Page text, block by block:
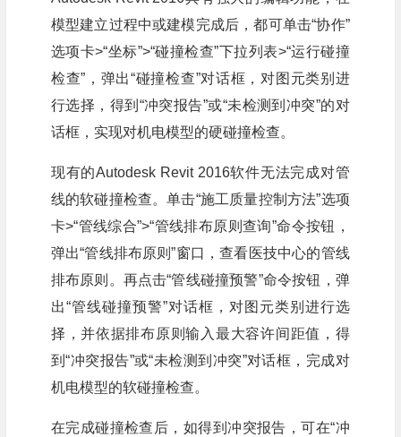
模型建立过程中或建模完成后，都可单击“协作”
选项卡>“坐标”>“碰撞检查”下拉列表>“运行碰撞
检查”，弹出“碰撞检查”对话框，对图元类别进
行选择，得到“冲突报告”或“未检测到冲突”的对
话框，实现对机电模型的硬碰撞检查。
现有的Autodesk Revit 2016软件无法完成对管
线的软碰撞检查。单击“施工质量控制方法”选项
卡>“管线综合”>“管线排布原则查询”命令按钮，
弹出“管线排布原则”窗口，查看医技中心的管线
排布原则。再点击“管线碰撞预警”命令按钮，弹
出“管线碰撞预警”对话框，对图元类别进行选
择，并依据排布原则输入最大容许间距值，得
到“冲突报告”或“未检测到冲突”对话框，完成对
机电模型的软碰撞检查。
在完成碰撞检查后，如得到冲突报告，可在“冲